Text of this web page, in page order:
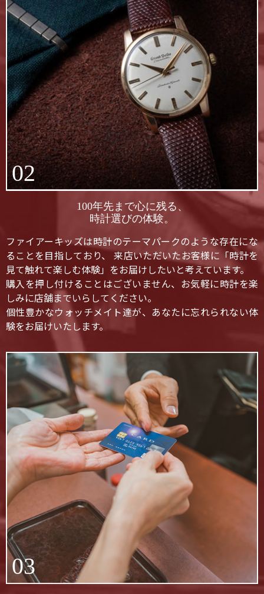
02
100年先まで心に残る、
時計選びの体験。
ファイアーキッズは時計のテーマパークのような存在にな
ることを目指しており、 来店いただいたお客様に「時計を
見て触れて楽しむ体験」をお届けしたいと考えています。
購入を押し付けることはございません、お気軽に時計を楽
しみに店舗までいらしてください。
個性豊かなウォッチメイト達が、あなたに忘れられない体
験をお届けいたします。
03